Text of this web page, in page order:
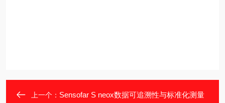
上一个： Sensofar S neox数据可追溯性与标准化测量